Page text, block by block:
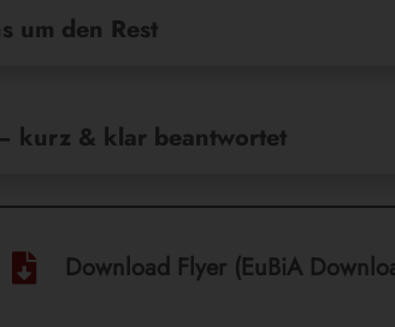
um den Rest
kurz & klar beantwortet
 Download Flyer (EuBiA